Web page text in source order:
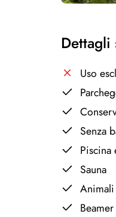
Dettagli
Uso
Senza
Piscina
Sauna